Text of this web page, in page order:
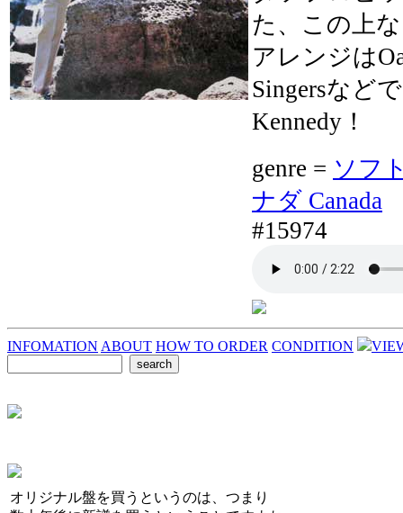
た、この上
アレンジは
Singersなど
Kennedy！
genre = ソフ
ナダ Canada
#15974
INFOMATION ABOUT HOW TO ORDER CONDITION
オリジナル盤を買うというのは、つまり